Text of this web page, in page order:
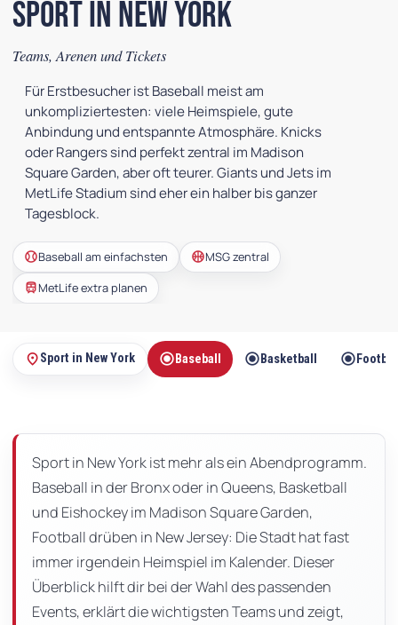
Sport in New York
Teams, Arenen und Tickets
Für Erstbesucher ist Baseball meist am
unkompliziertesten: viele Heimspiele, gute
Anbindung und entspannte Atmosphäre. Knicks
oder Rangers sind perfekt zentral im Madison
Square Garden, aber oft teurer. Giants und Jets im
MetLife Stadium sind eher ein halber bis ganzer
Tagesblock.
sports_baseballBaseball am einfachsten sports_basketballMSG zentral
trainMetLife extra planen
dieser
Seite
placeSport in New York radio_button_checked Baseball radio_button_checked Basketball radio_button_checked
Sport in New York ist mehr als ein Abendprogramm.
Baseball in der Bronx oder in Queens, Basketball
und Eishockey im Madison Square Garden,
Football drüben in New Jersey: Die Stadt hat fast
immer irgendein Heimspiel im Kalender. Dieser
Überblick hilft dir bei der Wahl des passenden
Events, erklärt die wichtigsten Teams und zeigt,